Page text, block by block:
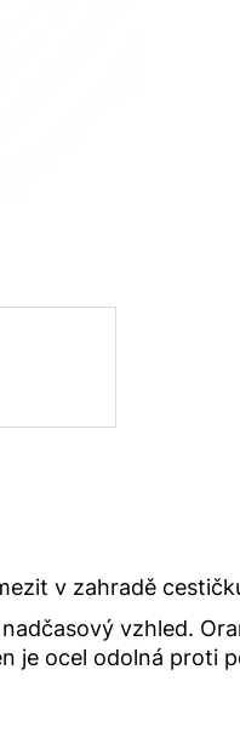
v zahradě
vzhled.
je ocel odolná